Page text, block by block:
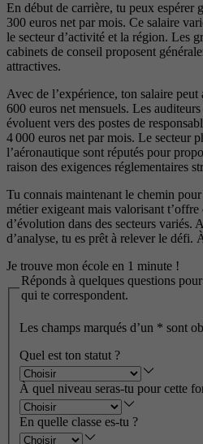
En début de carrière, tu peux espérer
300 euros net par mois. Ce salaire
le secteur d’activité et la région. Les
cabinets de conseil proposent
attractives.
Avec de l’expérience, ton salaire
600 euros net mensuels. Les
évoluent vers des postes de
4 000 euros net par mois. Le secteur
l’aéronautique sont réputés pour
raison des exigences réglementaires
Tu connais maintenant le chemin
métier exigeant mais valorisant
d’évolution dans des secteurs variés.
d’analyse, tu es prêt à relever le défi.
Je trouve mon école en 1 minute !
Réponds à quelques questions
qui te correspondent.
Les champs marqués d’un * sont
Quel est ton statut ?
À quel niveau seras-tu pour cette
En quelle classe es-tu ?